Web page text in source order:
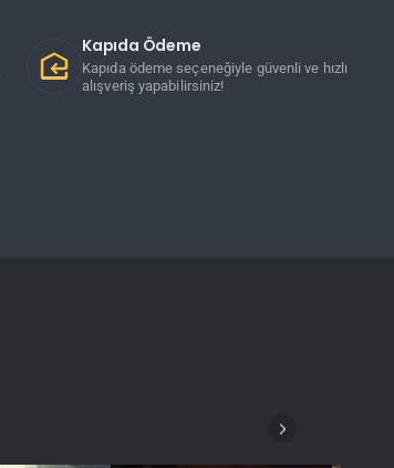
Kapıda Ödeme
Kapıda ödeme seçeneğiyle güvenli ve hızlı
alışveriş yapabilirsiniz!